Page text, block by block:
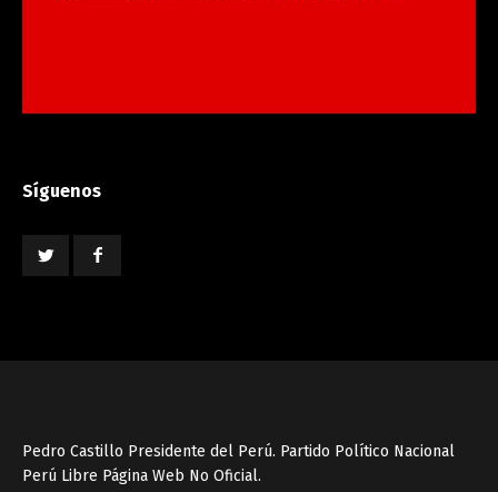
Síguenos
Pedro Castillo Presidente del Perú. Partido Político Nacional
Perú Libre Página Web No Oficial.